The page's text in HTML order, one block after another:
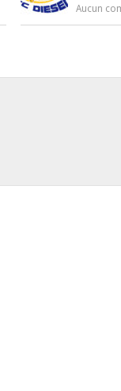
Aucun